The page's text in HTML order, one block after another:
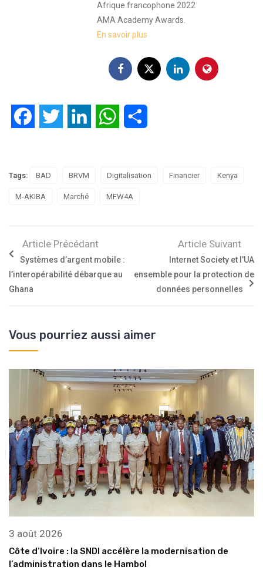
Afrique francophone 2022
AMA Academy Awards.
En savoir plus
FacebookTwitter LinkedIn WhatsApp
Tags: BAD BRVM Digitalisation Financier Kenya
M-AKIBA Marché MFW4A
Article Précédant
Systèmes d’argent mobile :
l’interopérabilité débarque au
Ghana
Article Suivant
Internet Society et l’UA
ensemble pour la protection de
données personnelles
Vous pourriez aussi aimer
3 août 2026
Côte d’Ivoire : la SNDI accélère la modernisation de
l’administration dans le Hambol